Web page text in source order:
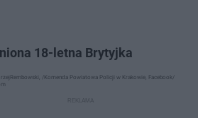
18-letna Brytyjka
/Komenda Powiatowa Policji w Krakowie, Facebook/